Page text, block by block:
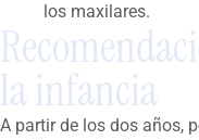
los maxilares.
la infancia
A partir de los dos años,